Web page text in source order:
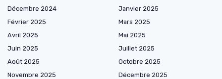
Décembre 2024
Janvier 2025
Février 2025
Mars 2025
Avril 2025
Mai 2025
Juin 2025
Juillet 2025
Août 2025
Octobre 2025
Novembre 2025
Décembre 2025